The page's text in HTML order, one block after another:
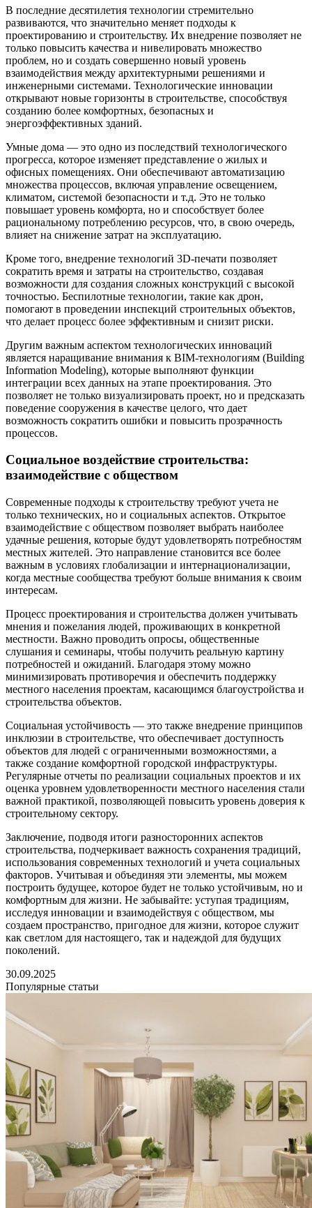
В последние десятилетия технологии стремительно
развиваются, что значительно меняет подходы к
проектированию и строительству. Их внедрение позволяет не
только повысить качества и нивелировать множество
проблем, но и создать совершенно новый уровень
взаимодействия между архитектурными решениями и
инженерными системами. Технологические инновации
открывают новые горизонты в строительстве, способствуя
созданию более комфортных, безопасных и
энергоэффективных зданий.
Умные дома — это одно из последствий технологического
прогресса, которое изменяет представление о жилых и
офисных помещениях. Они обеспечивают автоматизацию
множества процессов, включая управление освещением,
климатом, системой безопасности и т.д. Это не только
повышает уровень комфорта, но и способствует более
рациональному потреблению ресурсов, что, в свою очередь,
влияет на снижение затрат на эксплуатацию.
Кроме того, внедрение технологий 3D-печати позволяет
сократить время и затраты на строительство, создавая
возможности для создания сложных конструкций с высокой
точностью. Беспилотные технологии, такие как дрон,
помогают в проведении инспекций строительных объектов,
что делает процесс более эффективным и снизит риски.
Другим важным аспектом технологических инноваций
является наращивание внимания к BIM-технологиям (Building
Information Modeling), которые выполняют функции
интеграции всех данных на этапе проектирования. Это
позволяет не только визуализировать проект, но и предсказать
поведение сооружения в качестве целого, что дает
возможность сократить ошибки и повысить прозрачность
процессов.
Социальное воздействие строительства:
взаимодействие с обществом
Современные подходы к строительству требуют учета не
только технических, но и социальных аспектов. Открытое
взаимодействие с обществом позволяет выбрать наиболее
удачные решения, которые будут удовлетворять потребностям
местных жителей. Это направление становится все более
важным в условиях глобализации и интернационализации,
когда местные сообщества требуют больше внимания к своим
интересам.
Процесс проектирования и строительства должен учитывать
мнения и пожелания людей, проживающих в конкретной
местности. Важно проводить опросы, общественные
слушания и семинары, чтобы получить реальную картину
потребностей и ожиданий. Благодаря этому можно
минимизировать противоречия и обеспечить поддержку
местного населения проектам, касающимся благоустройства и
строительства объектов.
Социальная устойчивость — это также внедрение принципов
инклюзии в строительстве, что обеспечивает доступность
объектов для людей с ограниченными возможностями, а
также создание комфортной городской инфраструктуры.
Регулярные отчеты по реализации социальных проектов и их
оценка уровнем удовлетворенности местного населения стали
важной практикой, позволяющей повысить уровень доверия к
строительному сектору.
Заключение, подводя итоги разносторонних аспектов
строительства, подчеркивает важность сохранения традиций,
использования современных технологий и учета социальных
факторов. Учитывая и объединяя эти элементы, мы можем
построить будущее, которое будет не только устойчивым, но и
комфортным для жизни. Не забывайте: уступая традициям,
исследуя инновации и взаимодействуя с обществом, мы
создаем пространство, пригодное для жизни, которое служит
как светлом для настоящего, так и надеждой для будущих
поколений.
30.09.2025
Популярные статьи